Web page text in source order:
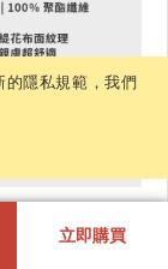
的隱私規範，我們
立即購買